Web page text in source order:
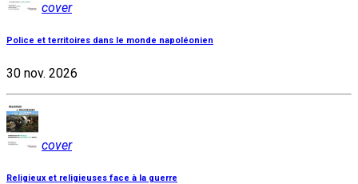
cover
Police et territoires dans le monde napoléonien
30 nov. 2026
cover
Religieux et religieuses face à la guerre